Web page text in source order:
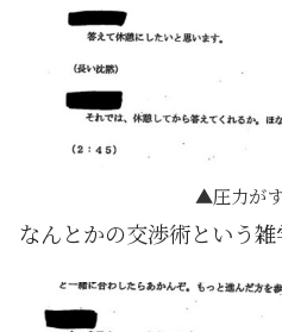
圧力が
なんとかの交渉術という